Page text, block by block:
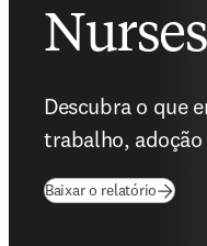
Descubra o que
trabalho,
Baixar o relatório(abre